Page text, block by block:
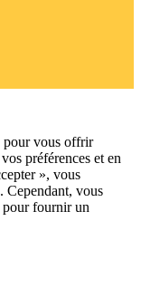
pour vous offrir
préférences et en
», vous
Cependant, vous
pour fournir un